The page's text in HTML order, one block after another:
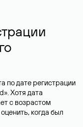
по дате регистрации
Хотя дата
с возрастом
когда был